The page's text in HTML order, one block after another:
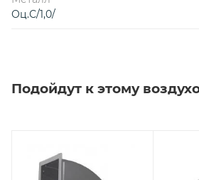
Оц.С/1,0/
Подойдут к этому